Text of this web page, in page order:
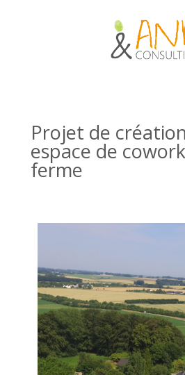
Projet de
espace de
ferme